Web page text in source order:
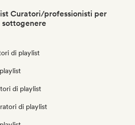
Curatori/professionisti per
sottogenere
di playlist
di playlist
di playlist